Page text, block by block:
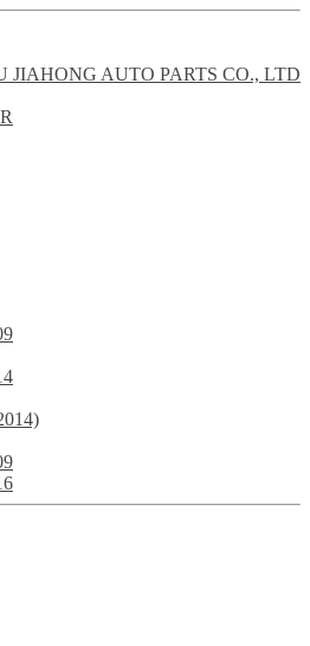
JIAHONG AUTO PARTS CO., LTD